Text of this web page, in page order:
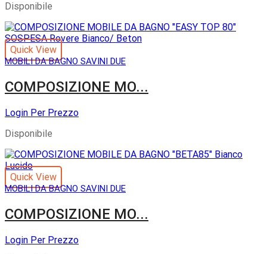
Disponibile
Quick View
MOBILI DA BAGNO SAVINI DUE
COMPOSIZIONE MO...
Login Per Prezzo
Disponibile
Quick View
MOBILI DA BAGNO SAVINI DUE
COMPOSIZIONE MO...
Login Per Prezzo